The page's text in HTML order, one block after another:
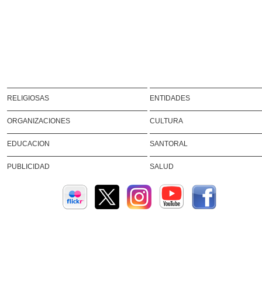
RELIGIOSAS ENTIDADES
ORGANIZACIONES CULTURA
EDUCACION SANTORAL
PUBLICIDAD SALUD